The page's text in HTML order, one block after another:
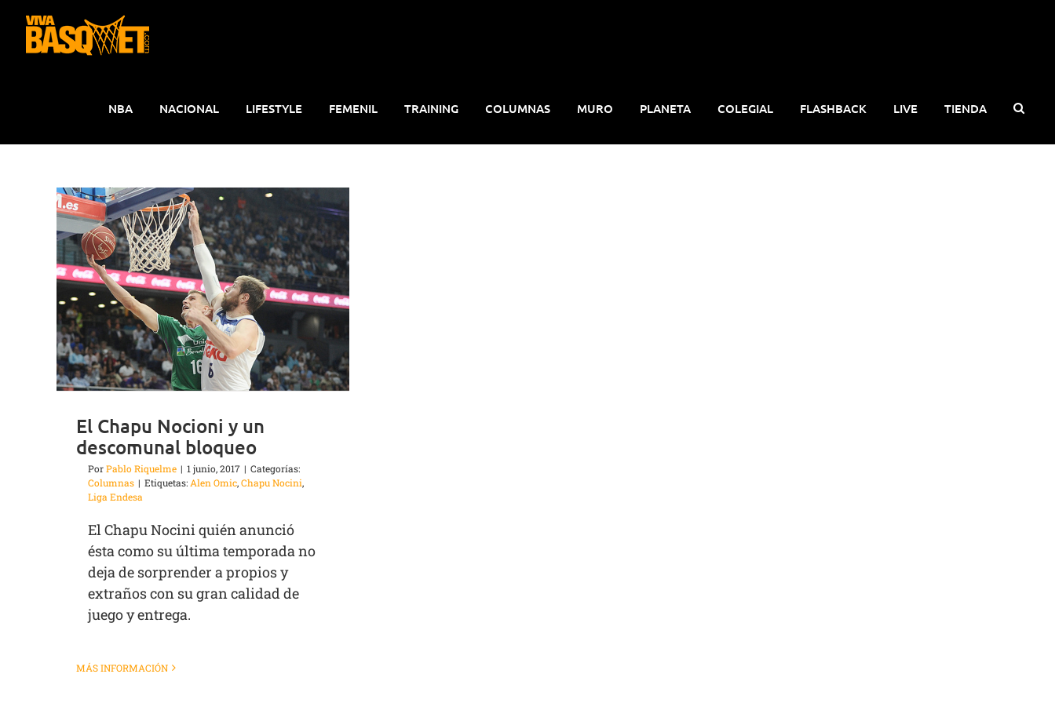
contenido
NBA NACIONAL LIFESTYLE FEMENIL TRAINING COLUMNAS MURO PLANETA COLEGIAL FLASHBACK LIVE TIENDA
El Chapu Nocioni y un
descomunal bloqueo
PorPablo Riquelme | 1 junio, 2017 | Categorías:
Columnas | Etiquetas:Alen Omic,Chapu Nocini,
Liga Endesa
El Chapu Nocini quién anunció
ésta como su última temporada no
deja de sorprender a propios y
extraños con su gran calidad de
juego y entrega.
MÁS INFORMACIÓN